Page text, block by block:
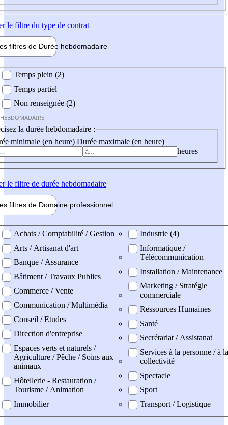
le filtre du type de contrat
filtres de Durée hebdomadaire
Temps plein (2)
Temps partiel
Non renseignée (2)
la durée hebdomadaire :
minimale (en heure) Durée maximale (en heure)
heures
le filtre de durée hebdomadaire
filtres de Domaine professionnel
professionel
Achats / Comptabilité / Gestion
Arts / Artisanat d'art
Banque / Assurance
Bâtiment / Travaux Publics
Commerce / Vente
Communication / Multimédia
Conseil / Etudes
Direction d'entreprise
Espaces verts et naturels /
Agriculture / Pêche / Soins aux
animaux
Hôtellerie - Restauration /
Tourisme / Animation
Immobilier
Industrie (4)
Informatique /
Télécommunication
Installation / Maintenance
Marketing / Stratégie
commerciale
Ressources Humaines
Santé
Secrétariat / Assistanat
Services à la personne / à la
collectivité
Spectacle
Sport
Transport / Logistique